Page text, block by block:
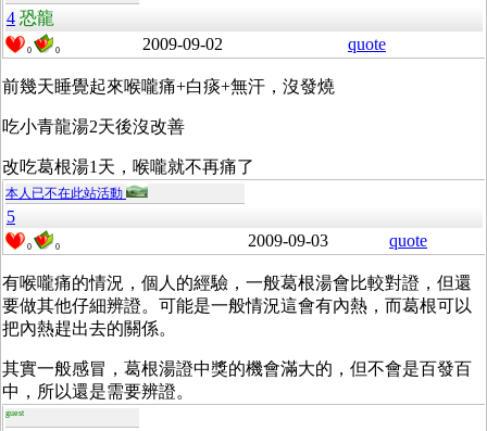
4 恐龍
0 0 2009-09-02 quote
前幾天睡覺起來喉嚨痛+白痰+無汗，沒發燒
吃小青龍湯2天後沒改善
改吃葛根湯1天，喉嚨就不再痛了
本人已不在此站活動
5
0 0 2009-09-03 quote
有喉嚨痛的情況，個人的經驗，一般葛根湯會比較對證，但還
要做其他仔細辨證。可能是一般情況這會有內熱，而葛根可以
把內熱趕出去的關係。
其實一般感冒，葛根湯證中獎的機會滿大的，但不會是百發百
中，所以還是需要辨證。
guest